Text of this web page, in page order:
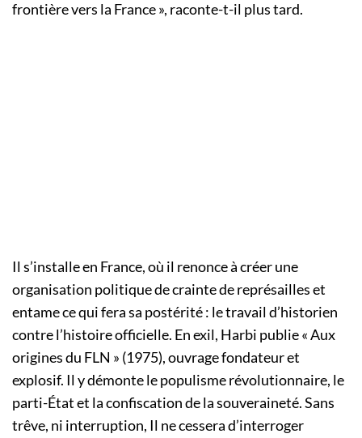
frontière vers la France », raconte-t-il plus tard.
Il s’installe en France, où il renonce à créer une
organisation politique de crainte de représailles et
entame ce qui fera sa postérité : le travail d’historien
contre l’histoire officielle. En exil, Harbi publie « Aux
origines du FLN » (1975), ouvrage fondateur et
explosif. Il y démonte le populisme révolutionnaire, le
parti-État et la confiscation de la souveraineté. Sans
trêve, ni interruption, Il ne cessera d’interroger